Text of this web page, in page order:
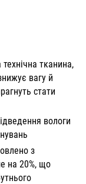
технічна тканина,
вагу й
стати
вологи
з
на 20%, що